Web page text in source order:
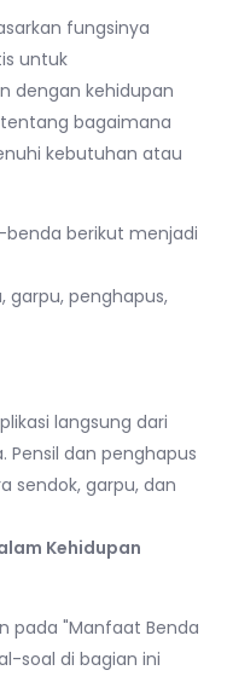
fungsinya
untuk
dengan kehidupan
bagaimana
kebutuhan atau
berikut menjadi
garpu, penghapus,
langsung dari
dan penghapus
sendok, garpu, dan
Kehidupan
pada "Manfaat Benda
soal di bagian ini